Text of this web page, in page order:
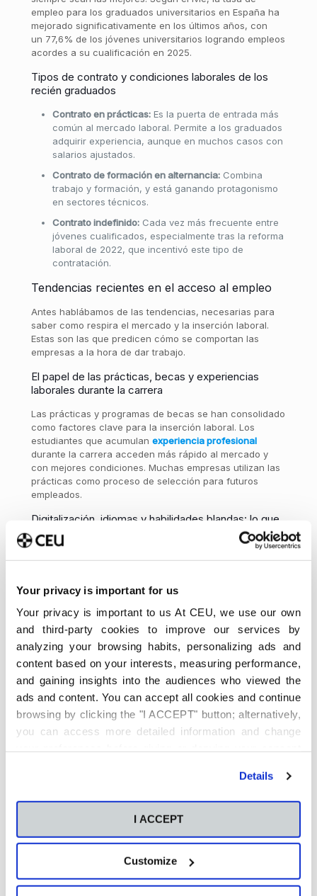
Your privacy is important for us
Your privacy is important to us At CEU, we use our own
and third-party cookies to improve our services by
analyzing your browsing habits, personalizing ads and
content based on your interests, measuring performance,
and gaining insights into the audiences who viewed the
ads and content. You can accept all cookies and continue
browsing by clicking the "I ACCEPT" button; alternatively,
you can access more detailed information and change
Details
I ACCEPT
Customize
empleo para los graduados universitarios en España ha
mejorado significativamente en los últimos años, con
un 77,6% de los jóvenes universitarios logrando empleos
acordes a su cualificación en 2025.
Tipos de contrato y condiciones laborales de los
recién graduados
Contrato en prácticas:Es la puerta de entrada más
común al mercado laboral. Permite a los graduados
adquirir experiencia, aunque en muchos casos con
salarios ajustados.
Contrato de formación en alternancia:Combina
trabajo y formación, y está ganando protagonismo
en sectores técnicos.
Contrato indefinido:Cada vez más frecuente entre
jóvenes cualificados, especialmente tras la reforma
laboral de 2022, que incentivó este tipo de
contratación.
Tendencias recientes en el acceso al empleo
Antes hablábamos de las tendencias, necesarias para
saber como respira el mercado y la inserción laboral.
Estas son las que predicen cómo se comportan las
empresas a la hora de dar trabajo.
El papel de las prácticas, becas y experiencias
laborales durante la carrera
Las prácticas y programas de becas se han consolidado
como factores clave para la inserción laboral. Los
estudiantes que acumulan experiencia profesional
durante la carrera acceden más rápido al mercado y
con mejores condiciones. Muchas empresas utilizan las
prácticas como proceso de selección para futuros
empleados.
Digitalización, idiomas y habilidades blandas: lo que
buscan las empresas
como la comunicación, la adaptabilidad o el trabajo en
equipo. Estas cualidades marcan la diferencia en
procesos de selección
muy competitivos.
Mi primer empleo: ¿Qué factores marcan la
diferencia?
Es muy normal que piense en el momento de enfrentarte
a tuprimera experiencia laboral. A continuación, podrás
ver unos consejos que te damos desde la Universidad
La importancia de la red de contactos y la marca
los factores decisivos en la inserción laboral. Además,
cuidar la marca personal en redes profesionales como
inesperadas.